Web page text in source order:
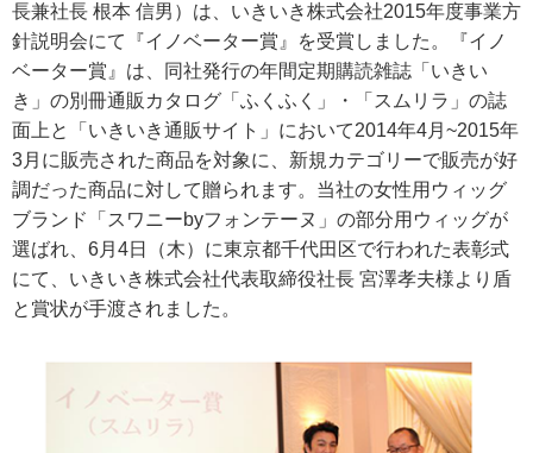
長兼社長 根本 信男）は、いきいき株式会社2015年度事業方
針説明会にて『イノベーター賞』を受賞しました。『イノ
ベーター賞』は、同社発行の年間定期購読雑誌「いきい
き」の別冊通販カタログ「ふくふく」・「スムリラ」の誌
面上と「いきいき通販サイト」において2014年4月~2015年
3月に販売された商品を対象に、新規カテゴリーで販売が好
調だった商品に対して贈られます。当社の女性用ウィッグ
ブランド「スワニーbyフォンテーヌ」の部分用ウィッグが
選ばれ、6月4日（木）に東京都千代田区で行われた表彰式
にて、いきいき株式会社代表取締役社長 宮澤孝夫様より盾
と賞状が手渡されました。